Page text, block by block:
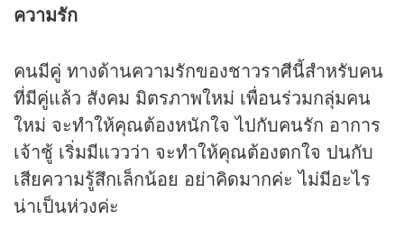
ความรัก
คนมีคู่ ทางด้านความรักของชาวราศีนี้สำหรับคน
ที่มีคู่แล้ว สังคม มิตรภาพใหม่ เพื่อนร่วมกลุ่มคน
ใหม่ จะทำให้คุณต้องหนักใจ ไปกับคนรัก อาการ
เจ้าชู้ เริ่มมีแววว่า จะทำให้คุณต้องตกใจ ปนกับ
เสียความรู้สึกเล็กน้อย อย่าคิดมากค่ะ ไม่มีอะไร
น่าเป็นห่วงค่ะ